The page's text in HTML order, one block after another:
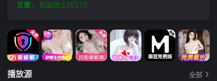
豆瓣：
假面骑士ZEZTZ
播放源 全部